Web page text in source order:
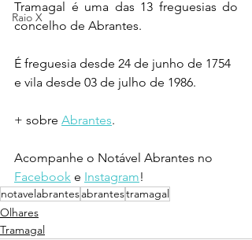
Raio X
Tramagal é uma das 13 freguesias do
concelho de Abrantes.
É freguesia desde 24 de junho de 1754
e vila desde 03 de julho de 1986.
+ sobre Abrantes.
Acompanhe o Notável Abrantes no
Facebook e Instagram!
notavelabrantesabrantestramagal
Olhares
Tramagal